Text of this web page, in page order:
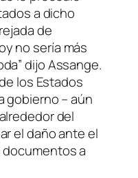
a dicho
de
no sería más
dijo Assange.
los Estados
gobierno – aún
del
el daño ante el
a